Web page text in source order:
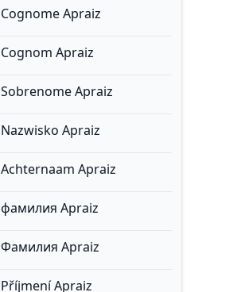
Cognome Apraiz
Cognom Apraiz
Sobrenome Apraiz
Nazwisko Apraiz
Achternaam Apraiz
фамилия Apraiz
Фамилия Apraiz
Příjmení Apraiz